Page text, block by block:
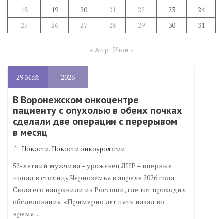
18
19 20 21 22 23
24
25
26 27 28 29 30 31
« Апр Июн »
29Май 2026
В Воронежском онкоцентре
пациенту с опухолью в обеих почках
сделали две операции с перерывом
в месяц
Новости,Новости онкоурологии
52-летний мужчина – уроженец ЛНР – впервые
попал в столицу Черноземья в апреле 2026 года.
Сюда его направили из Россоши, где тот проходил
обследования. «Примерно лет пять назад во
время…